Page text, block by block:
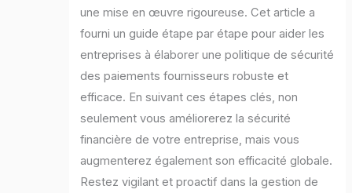
une mise en œuvre rigoureuse. Cet article a
fourni un guide étape par étape pour aider les
entreprises à élaborer une politique de sécurité
des paiements fournisseurs robuste et
efficace. En suivant ces étapes clés, non
seulement vous améliorerez la sécurité
financière de votre entreprise, mais vous
augmenterez également son efficacité globale.
Restez vigilant et proactif dans la gestion de